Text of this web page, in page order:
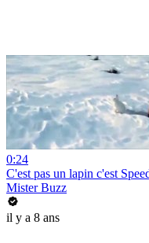
0:24
C'est pas un lapin c'est
Mister Buzz
il y a 8 ans